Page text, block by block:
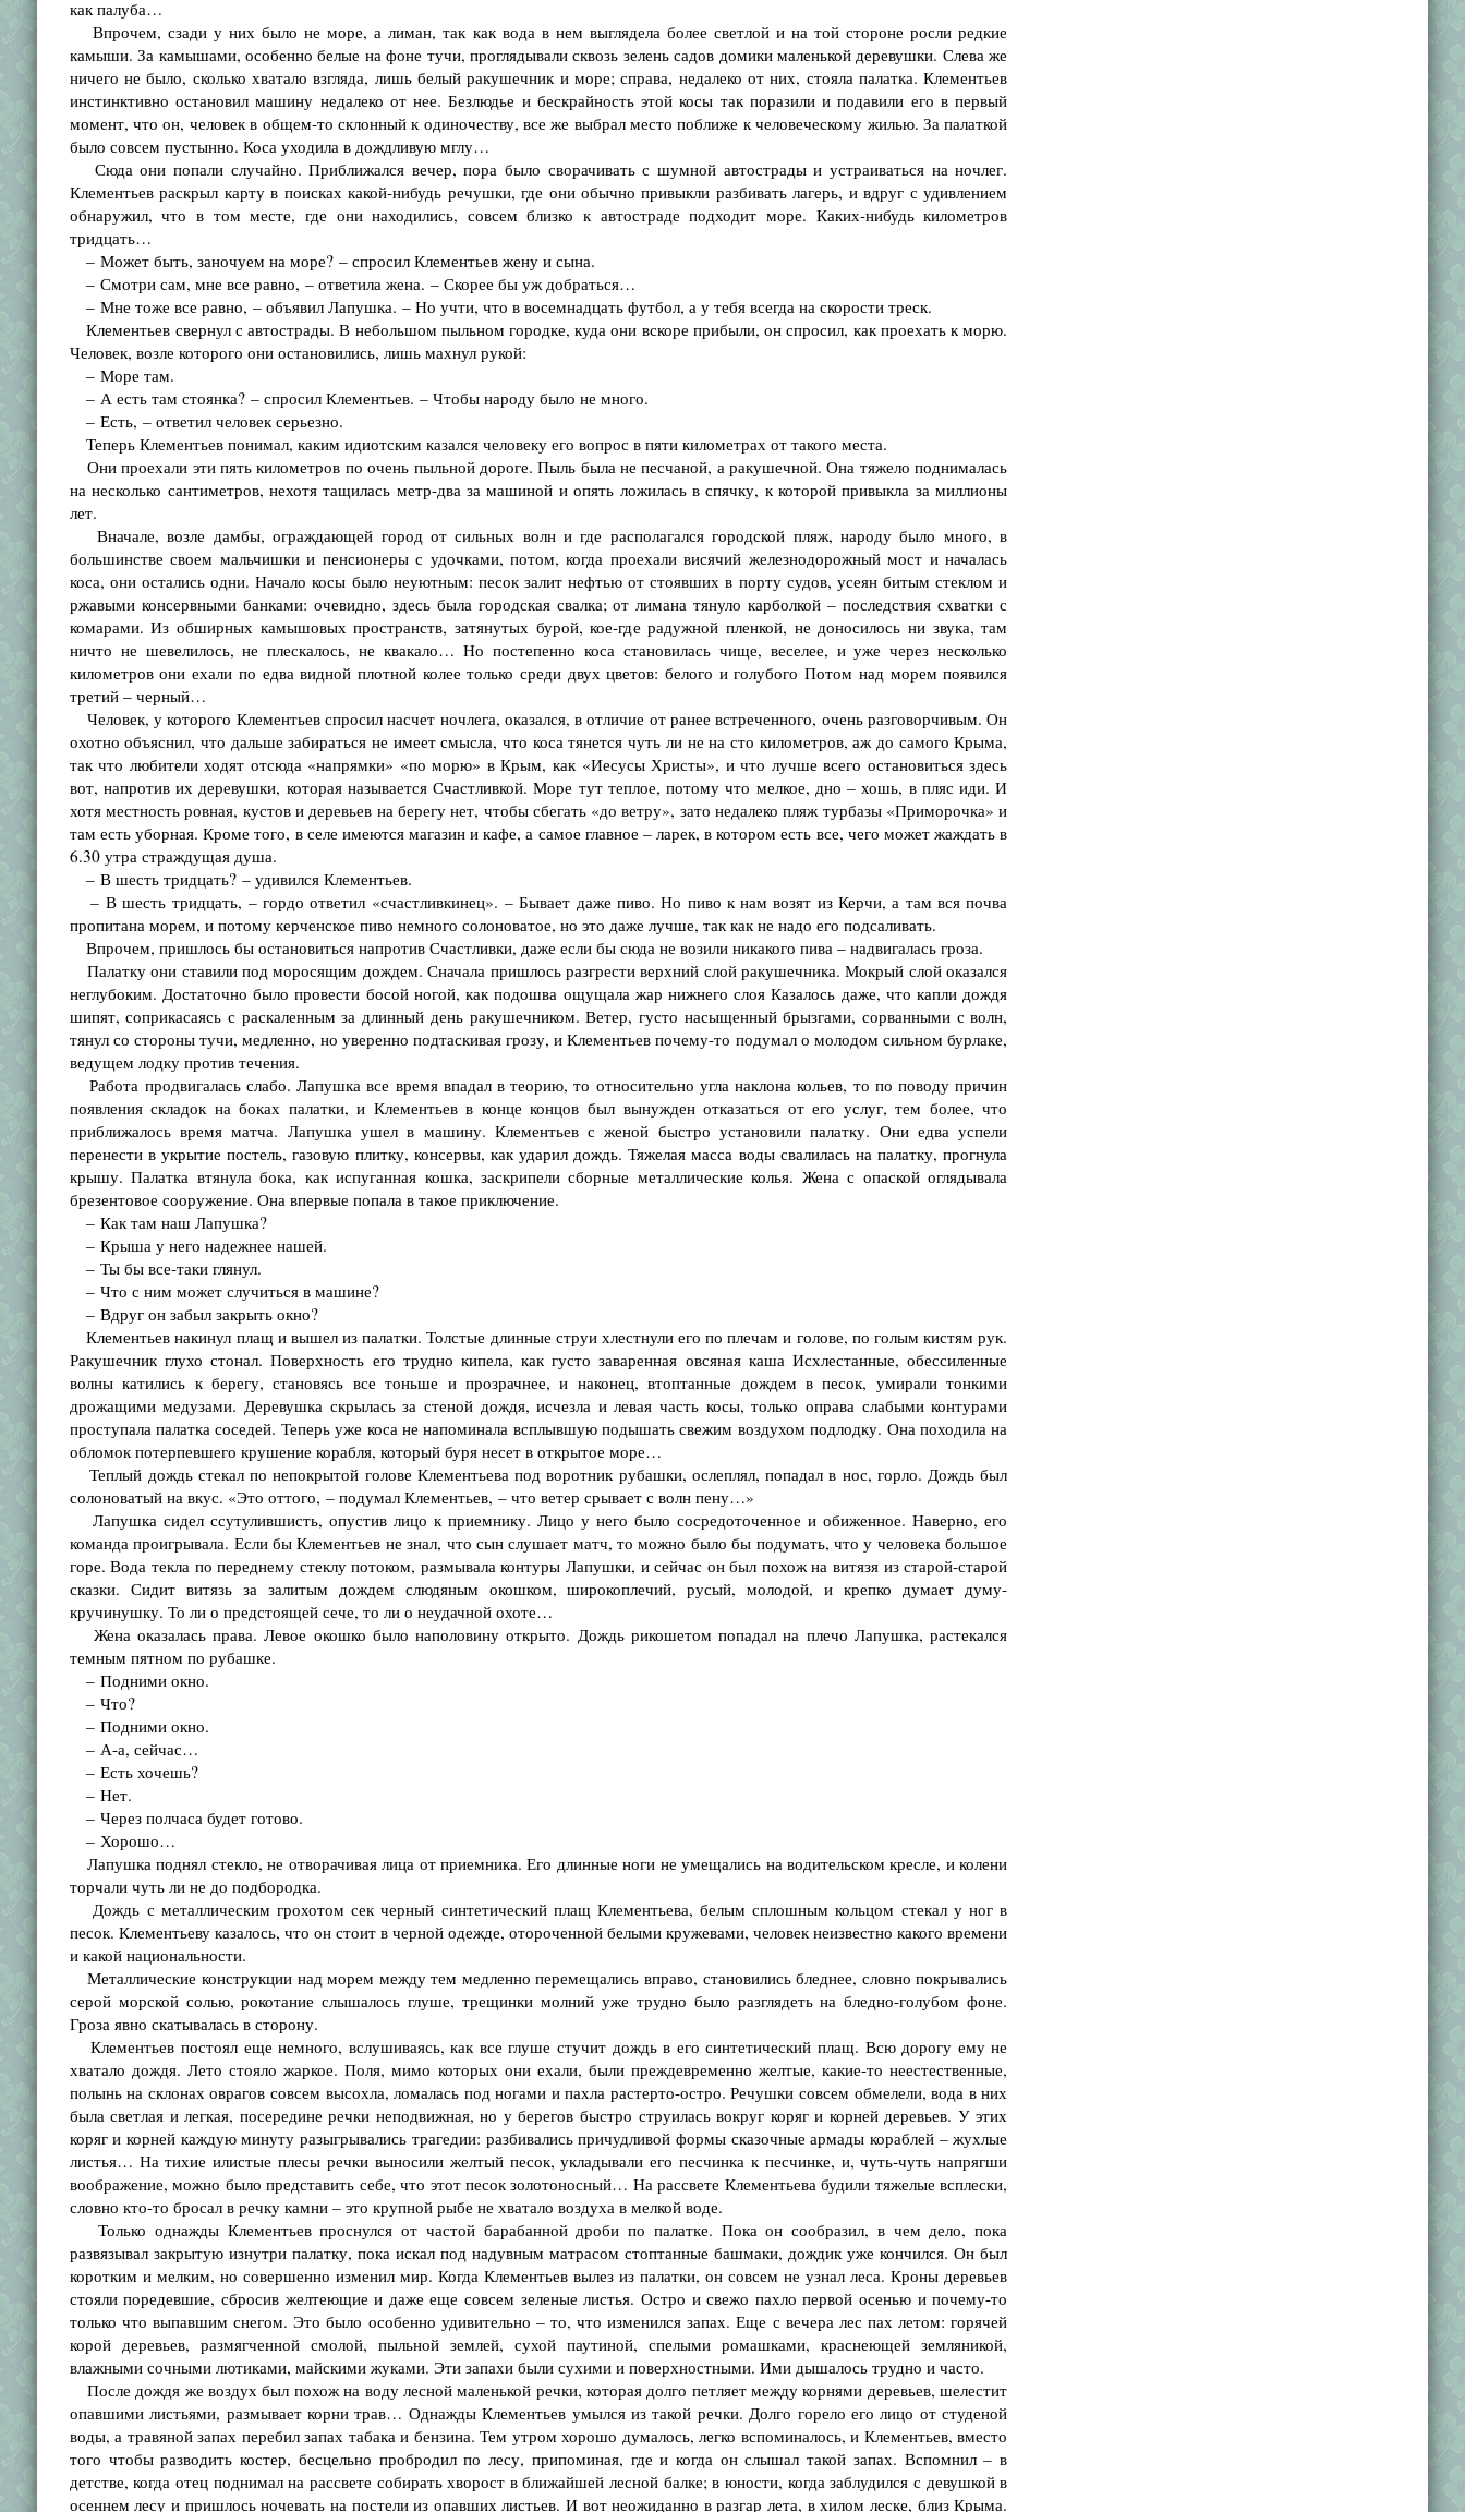
как палуба…
Впрочем, сзади у них было не море, а лиман, так как вода в нем выглядела более светлой и на той стороне росли редкие
камыши. За камышами, особенно белые на фоне тучи, проглядывали сквозь зелень садов домики маленькой деревушки. Слева же
ничего не было, сколько хватало взгляда, лишь белый ракушечник и море; справа, недалеко от них, стояла палатка. Клементьев
инстинктивно остановил машину недалеко от нее. Безлюдье и бескрайность этой косы так поразили и подавили его в первый
момент, что он, человек в общем-то склонный к одиночеству, все же выбрал место поближе к человеческому жилью. За палаткой
было совсем пустынно. Коса уходила в дождливую мглу…
Сюда они попали случайно. Приближался вечер, пора было сворачивать с шумной автострады и устраиваться на ночлег.
Клементьев раскрыл карту в поисках какой-нибудь речушки, где они обычно привыкли разбивать лагерь, и вдруг с удивлением
обнаружил, что в том месте, где они находились, совсем близко к автостраде подходит море. Каких-нибудь километров
тридцать…
– Может быть, заночуем на море? – спросил Клементьев жену и сына.
– Смотри сам, мне все равно, – ответила жена. – Скорее бы уж добраться…
– Мне тоже все равно, – объявил Лапушка. – Но учти, что в восемнадцать футбол, а у тебя всегда на скорости треск.
Клементьев свернул с автострады. В небольшом пыльном городке, куда они вскоре прибыли, он спросил, как проехать к морю.
Человек, возле которого они остановились, лишь махнул рукой:
– Море там.
– А есть там стоянка? – спросил Клементьев. – Чтобы народу было не много.
– Есть, – ответил человек серьезно.
Теперь Клементьев понимал, каким идиотским казался человеку его вопрос в пяти километрах от такого места.
Они проехали эти пять километров по очень пыльной дороге. Пыль была не песчаной, а ракушечной. Она тяжело поднималась
на несколько сантиметров, нехотя тащилась метр-два за машиной и опять ложилась в спячку, к которой привыкла за миллионы
лет.
Вначале, возле дамбы, ограждающей город от сильных волн и где располагался городской пляж, народу было много, в
большинстве своем мальчишки и пенсионеры с удочками, потом, когда проехали висячий железнодорожный мост и началась
коса, они остались одни. Начало косы было неуютным: песок залит нефтью от стоявших в порту судов, усеян битым стеклом и
ржавыми консервными банками: очевидно, здесь была городская свалка; от лимана тянуло карболкой – последствия схватки с
комарами. Из обширных камышовых пространств, затянутых бурой, кое-где радужной пленкой, не доносилось ни звука, там
ничто не шевелилось, не плескалось, не квакало… Но постепенно коса становилась чище, веселее, и уже через несколько
километров они ехали по едва видной плотной колее только среди двух цветов: белого и голубого Потом над морем появился
третий – черный…
Человек, у которого Клементьев спросил насчет ночлега, оказался, в отличие от ранее встреченного, очень разговорчивым. Он
охотно объяснил, что дальше забираться не имеет смысла, что коса тянется чуть ли не на сто километров, аж до самого Крыма,
так что любители ходят отсюда «напрямки» «по морю» в Крым, как «Иесусы Христы», и что лучше всего остановиться здесь
вот, напротив их деревушки, которая называется Счастливкой. Море тут теплое, потому что мелкое, дно – хошь, в пляс иди. И
хотя местность ровная, кустов и деревьев на берегу нет, чтобы сбегать «до ветру», зато недалеко пляж турбазы «Приморочка» и
там есть уборная. Кроме того, в селе имеются магазин и кафе, а самое главное – ларек, в котором есть все, чего может жаждать в
6.30 утра страждущая душа.
– В шесть тридцать? – удивился Клементьев.
– В шесть тридцать, – гордо ответил «счастливкинец». – Бывает даже пиво. Но пиво к нам возят из Керчи, а там вся почва
пропитана морем, и потому керченское пиво немного солоноватое, но это даже лучше, так как не надо его подсаливать.
Впрочем, пришлось бы остановиться напротив Счастливки, даже если бы сюда не возили никакого пива – надвигалась гроза.
Палатку они ставили под моросящим дождем. Сначала пришлось разгрести верхний слой ракушечника. Мокрый слой оказался
неглубоким. Достаточно было провести босой ногой, как подошва ощущала жар нижнего слоя Казалось даже, что капли дождя
шипят, соприкасаясь с раскаленным за длинный день ракушечником. Ветер, густо насыщенный брызгами, сорванными с волн,
тянул со стороны тучи, медленно, но уверенно подтаскивая грозу, и Клементьев почему-то подумал о молодом сильном бурлаке,
ведущем лодку против течения.
Работа продвигалась слабо. Лапушка все время впадал в теорию, то относительно угла наклона кольев, то по поводу причин
появления складок на боках палатки, и Клементьев в конце концов был вынужден отказаться от его услуг, тем более, что
приближалось время матча. Лапушка ушел в машину. Клементьев с женой быстро установили палатку. Они едва успели
перенести в укрытие постель, газовую плитку, консервы, как ударил дождь. Тяжелая масса воды свалилась на палатку, прогнула
крышу. Палатка втянула бока, как испуганная кошка, заскрипели сборные металлические колья. Жена с опаской оглядывала
брезентовое сооружение. Она впервые попала в такое приключение.
– Как там наш Лапушка?
– Крыша у него надежнее нашей.
– Ты бы все-таки глянул.
– Что с ним может случиться в машине?
– Вдруг он забыл закрыть окно?
Клементьев накинул плащ и вышел из палатки. Толстые длинные струи хлестнули его по плечам и голове, по голым кистям рук.
Ракушечник глухо стонал. Поверхность его трудно кипела, как густо заваренная овсяная каша Исхлестанные, обессиленные
волны катились к берегу, становясь все тоньше и прозрачнее, и наконец, втоптанные дождем в песок, умирали тонкими
дрожащими медузами. Деревушка скрылась за стеной дождя, исчезла и левая часть косы, только оправа слабыми контурами
проступала палатка соседей. Теперь уже коса не напоминала всплывшую подышать свежим воздухом подлодку. Она походила на
обломок потерпевшего крушение корабля, который буря несет в открытое море…
Теплый дождь стекал по непокрытой голове Клементьева под воротник рубашки, ослеплял, попадал в нос, горло. Дождь был
солоноватый на вкус. «Это оттого, – подумал Клементьев, – что ветер срывает с волн пену…»
Лапушка сидел ссутулившисть, опустив лицо к приемнику. Лицо у него было сосредоточенное и обиженное. Наверно, его
команда проигрывала. Если бы Клементьев не знал, что сын слушает матч, то можно было бы подумать, что у человека большое
горе. Вода текла по переднему стеклу потоком, размывала контуры Лапушки, и сейчас он был похож на витязя из старой-старой
сказки. Сидит витязь за залитым дождем слюдяным окошком, широкоплечий, русый, молодой, и крепко думает думу-
кручинушку. То ли о предстоящей сече, то ли о неудачной охоте…
Жена оказалась права. Левое окошко было наполовину открыто. Дождь рикошетом попадал на плечо Лапушка, растекался
темным пятном по рубашке.
– Подними окно.
– Что?
– Подними окно.
– А-а, сейчас…
– Есть хочешь?
– Нет.
– Через полчаса будет готово.
– Хорошо…
Лапушка поднял стекло, не отворачивая лица от приемника. Его длинные ноги не умещались на водительском кресле, и колени
торчали чуть ли не до подбородка.
Дождь с металлическим грохотом сек черный синтетический плащ Клементьева, белым сплошным кольцом стекал у ног в
песок. Клементьеву казалось, что он стоит в черной одежде, отороченной белыми кружевами, человек неизвестно какого времени
и какой национальности.
Металлические конструкции над морем между тем медленно перемещались вправо, становились бледнее, словно покрывались
серой морской солью, рокотание слышалось глуше, трещинки молний уже трудно было разглядеть на бледно-голубом фоне.
Гроза явно скатывалась в сторону.
Клементьев постоял еще немного, вслушиваясь, как все глуше стучит дождь в его синтетический плащ. Всю дорогу ему не
хватало дождя. Лето стояло жаркое. Поля, мимо которых они ехали, были преждевременно желтые, какие-то неестественные,
полынь на склонах оврагов совсем высохла, ломалась под ногами и пахла растерто-остро. Речушки совсем обмелели, вода в них
была светлая и легкая, посередине речки неподвижная, но у берегов быстро струилась вокруг коряг и корней деревьев. У этих
коряг и корней каждую минуту разыгрывались трагедии: разбивались причудливой формы сказочные армады кораблей – жухлые
листья… На тихие илистые плесы речки выносили желтый песок, укладывали его песчинка к песчинке, и, чуть-чуть напрягши
воображение, можно было представить себе, что этот песок золотоносный… На рассвете Клементьева будили тяжелые всплески,
словно кто-то бросал в речку камни – это крупной рыбе не хватало воздуха в мелкой воде.
Только однажды Клементьев проснулся от частой барабанной дроби по палатке. Пока он сообразил, в чем дело, пока
развязывал закрытую изнутри палатку, пока искал под надувным матрасом стоптанные башмаки, дождик уже кончился. Он был
коротким и мелким, но совершенно изменил мир. Когда Клементьев вылез из палатки, он совсем не узнал леса. Кроны деревьев
стояли поредевшие, сбросив желтеющие и даже еще совсем зеленые листья. Остро и свежо пахло первой осенью и почему-то
только что выпавшим снегом. Это было особенно удивительно – то, что изменился запах. Еще с вечера лес пах летом: горячей
корой деревьев, размягченной смолой, пыльной землей, сухой паутиной, спелыми ромашками, краснеющей земляникой,
влажными сочными лютиками, майскими жуками. Эти запахи были сухими и поверхностными. Ими дышалось трудно и часто.
После дождя же воздух был похож на воду лесной маленькой речки, которая долго петляет между корнями деревьев, шелестит
опавшими листьями, размывает корни трав… Однажды Клементьев умылся из такой речки. Долго горело его лицо от студеной
воды, а травяной запах перебил запах табака и бензина. Тем утром хорошо думалось, легко вспоминалось, и Клементьев, вместо
того чтобы разводить костер, бесцельно пробродил по лесу, припоминая, где и когда он слышал такой запах. Вспомнил – в
детстве, когда отец поднимал на рассвете собирать хворост в ближайшей лесной балке; в юности, когда заблудился с девушкой в
осеннем лесу и пришлось ночевать на постели из опавших листьев. И вот неожиданно в разгар лета, в хилом леске, близ Крыма.